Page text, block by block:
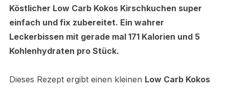
Köstlicher Low Carb Kokos Kirschkuchen super
einfach und fix zubereitet. Ein wahrer
Leckerbissen mit gerade mal 171 Kalorien und 5
Kohlenhydraten pro Stück.
Dieses Rezept ergibt einen kleinen Low Carb Kokos